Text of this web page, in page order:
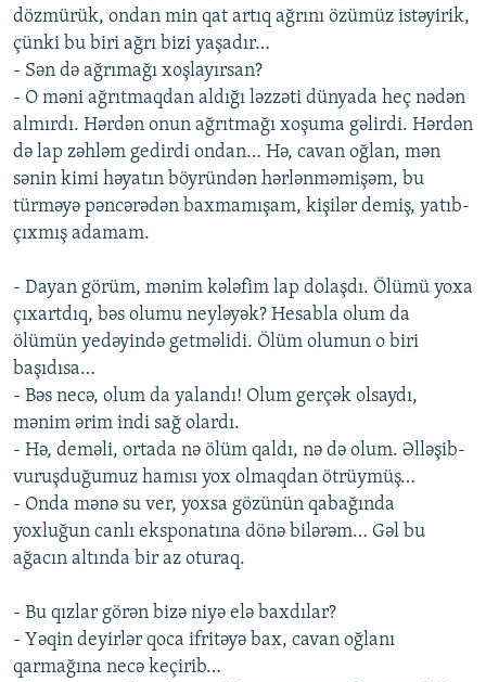
dözmürük, ondan min qat artıq ağrını özümüz istəyirik,
çünki bu biri ağrı bizi yaşadır…
- Sən də ağrımağı xoşlayırsan?
- O məni ağrıtmaqdan aldığı ləzzəti dünyada heç nədən
almırdı. Hərdən onun ağrıtmağı xoşuma gəlirdi. Hərdən
də lap zəhləm gedirdi ondan… Hə, cavan oğlan, mən
sənin kimi həyatın böyründən hərlənməmişəm, bu
türməyə pəncərədən baxmamışam, kişilər demiş, yatıb-
çıxmış adamam.
- Dayan görüm, mənim kələfim lap dolaşdı. Ölümü yoxa
çıxartdıq, bəs olumu neyləyək? Hesabla olum da
ölümün yedəyində getməlidi. Ölüm olumun o biri
başıdısa…
- Bəs necə, olum da yalandı! Olum gerçək olsaydı,
mənim ərim indi sağ olardı.
- Hə, deməli, ortada nə ölüm qaldı, nə də olum. Əlləşib-
vuruşduğumuz hamısı yox olmaqdan ötrüymüş…
- Onda mənə su ver, yoxsa gözünün qabağında
yoxluğun canlı eksponatına dönə bilərəm… Gəl bu
ağacın altında bir az oturaq.
- Bu qızlar görən bizə niyə elə baxdılar?
- Yəqin deyirlər qoca ifritəyə bax, cavan oğlanı
qarmağına necə keçirib…